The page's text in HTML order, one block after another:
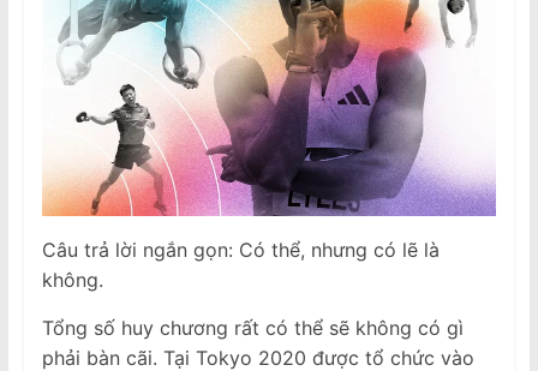
Câu trả lời ngắn gọn: Có thể, nhưng có lẽ là
không.
Tổng số huy chương rất có thể sẽ không có gì
phải bàn cãi. Tại Tokyo 2020 được tổ chức vào